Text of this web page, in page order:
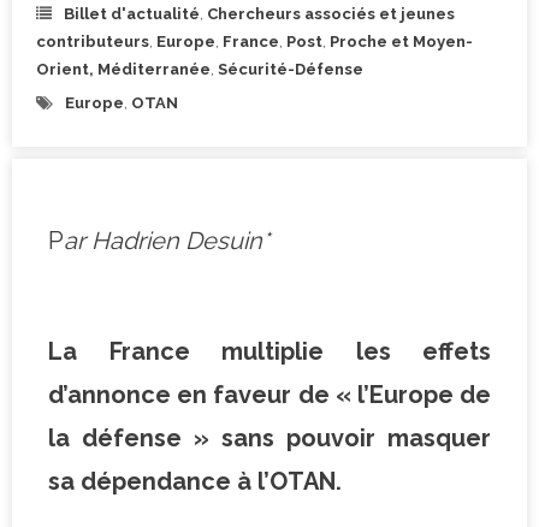
Billet d'actualité Chercheurs associés et jeunes
contributeurs Europe France Post Proche et Moyen-
Orient, Méditerranée Sécurité-Défense
Europe OTAN
Par Hadrien Desuin*
La France multiplie les effets
d’annonce en faveur de « l’Europe de
la défense » sans pouvoir masquer
sa dépendance à l’OTAN.